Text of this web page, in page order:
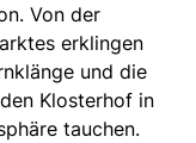
Von der
erklingen
und die
Klosterhof in
tauchen.